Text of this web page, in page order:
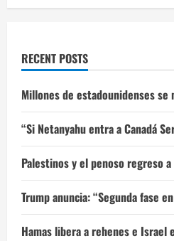
RECENT POSTS
Millones de estadounidenses
“Si Netanyahu entra a Canadá
Palestinos y el penoso regreso a
Trump anuncia: “Segunda fase
Hamas libera a rehenes e